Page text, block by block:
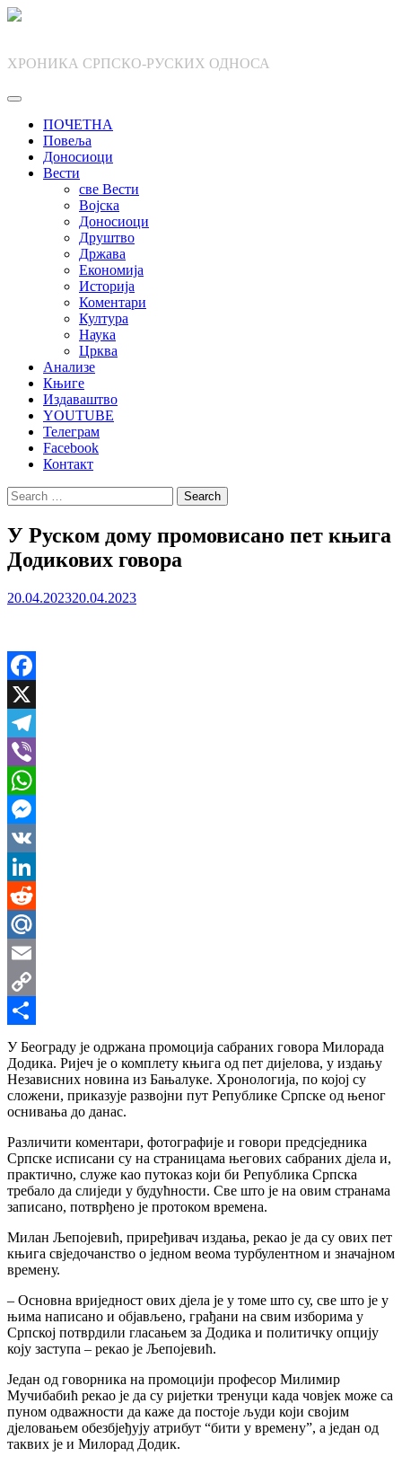
Skip
ХРОНИКА СРПСКО-РУСКИХ ОДНОСА
ПОЧЕТНА
Повеља
Доносиоци
Вести
све Вести
Војска
Доносиоци
Друштво
Држава
Економија
Историја
Коментари
Култура
Наука
Црква
Анализе
Књиге
Издаваштво
YOUTUBE
Телеграм
Facebook
Контакт
Search
for:
У Руском дому промовисано пет књига
Додикових говора
20.04.202320.04.2023
Facebook
X
Telegram
Viber
WhatsApp
Messenger
VK
LinkedIn
Reddit
Mail.Ru
Email
Copy
Link
Share
У Београду је одржана промоција сабраних говора Милорада
Додика. Ријеч је о комплету књига од пет дијелова, у издању
Независних новина из Бањалуке. Хронологија, по којој су
сложени, приказује развојни пут Републике Српске од њеног
оснивања до данас.
Различити коментари, фотографије и говори предсједника
Српске исписани су на страницама његових сабраних дјела и,
практично, служе као путоказ који би Република Српска
требало да слиједи у будућности. Све што је на овим странама
записано, потврђено је протоком времена.
Милан Љепојевић, приређивач издања, рекао је да су ових пет
књига свједочанство о једном веома турбулентном и значајном
времену.
– Основна вриједност ових дјела је у томе што су, све што је у
њима написано и објављено, грађани на свим изборима у
Српској потврдили гласањем за Додика и политичку опцију
коју заступа – рекао је Љепојевић.
Један од говорника на промоцији професор Милимир
Мучибабић рекао је да су ријетки тренуци када човјек може са
пуном одважности да каже да постоје људи који својим
дјеловањем обезбјеђују атрибут “бити у времену”, а један од
таквих је и Милорад Додик.